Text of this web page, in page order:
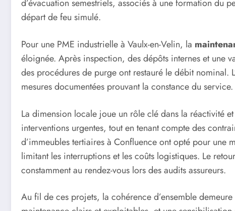
d’évacuation semestriels, associés à une formation du
départ de feu simulé.
Pour une PME industrielle à Vaulx-en-Velin, la
éloignée. Après inspection, des dépôts internes et une
des procédures de purge ont restauré le débit nominal.
mesures documentées prouvant la constance du service.
La dimension locale joue un rôle clé dans la réactivité
interventions urgentes, tout en tenant compte des
d’immeubles tertiaires à Confluence ont opté pour une
limitant les interruptions et les coûts logistiques. Le
constamment au rendez-vous lors des audits assureurs.
Au fil de ces projets, la cohérence d’ensemble